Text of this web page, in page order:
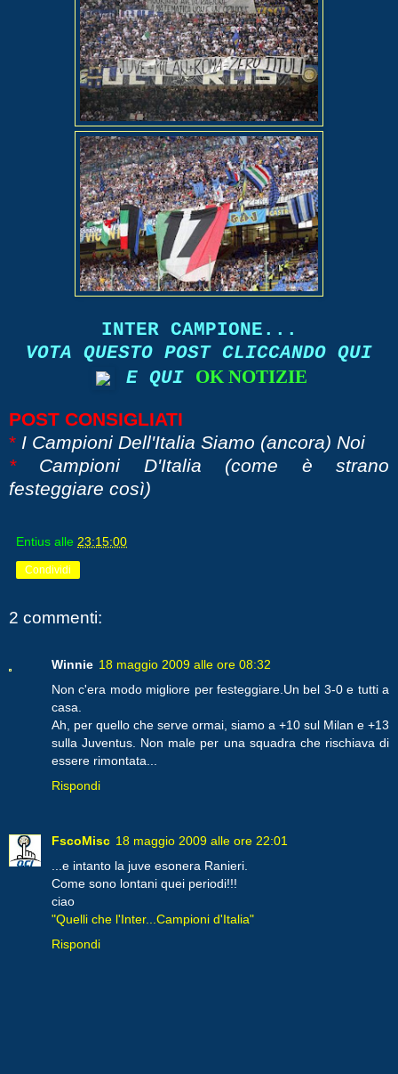
INTER CAMPIONE...
VOTA QUESTO POST CLICCANDO QUI
E QUI
OK NOTIZIE
POST CONSIGLIATI
* I Campioni Dell'Italia Siamo (ancora) Noi
* Campioni D'Italia (come è strano
festeggiare così)
Entius alle 23:15:00
Condividi
2 commenti:
Winnie 18 maggio 2009 alle ore 08:32
Non c'era modo migliore per festeggiare.Un bel 3-0 e tutti a
casa.
Ah, per quello che serve ormai, siamo a +10 sul Milan e +13
sulla Juventus. Non male per una squadra che rischiava di
essere rimontata...
Rispondi
FscoMisc 18 maggio 2009 alle ore 22:01
...e intanto la juve esonera Ranieri.
Come sono lontani quei periodi!!!
ciao
"Quelli che l'Inter...Campioni d'Italia"
Rispondi